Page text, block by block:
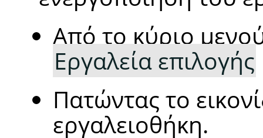
Από το κύριο
Εργαλεία επιλογής
Πατώντας το
εργαλειοθήκη.